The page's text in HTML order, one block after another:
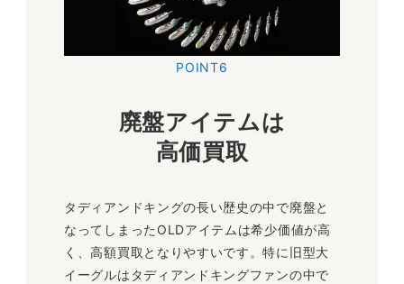
POINT6
廃盤アイテムは
高価買取
タディアンドキングの長い歴史の中で廃盤と
なってしまったOLDアイテムは希少価値が高
く、高額買取となりやすいです。特に旧型大
イーグルはタディアンドキングファンの中で